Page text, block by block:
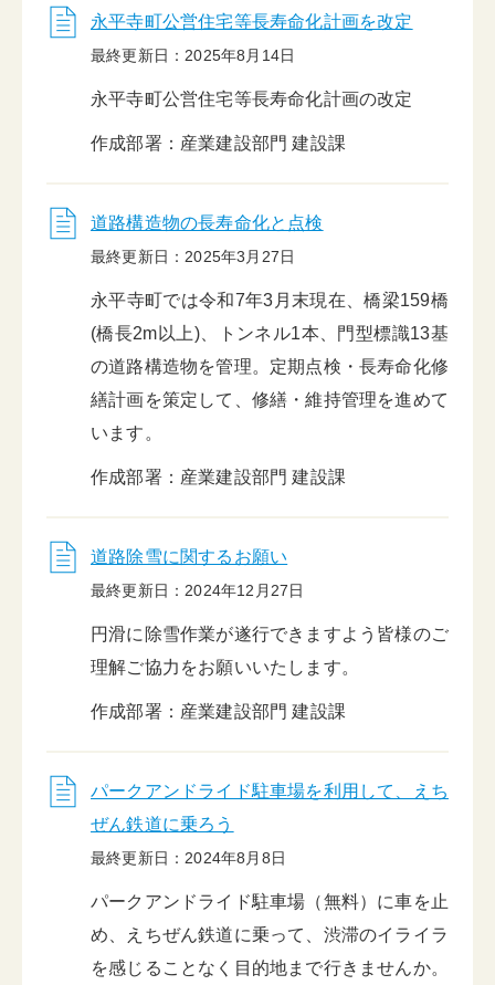
永平寺町公営住宅等長寿命化計画を改定
最終更新日：2025年8月14日
永平寺町公営住宅等長寿命化計画の改定
作成部署：産業建設部門 建設課
道路構造物の長寿命化と点検
最終更新日：2025年3月27日
永平寺町では令和7年3月末現在、橋梁159橋
(橋長2m以上)、トンネル1本、門型標識13基
の道路構造物を管理。定期点検・長寿命化修
繕計画を策定して、修繕・維持管理を進めて
います。
作成部署：産業建設部門 建設課
道路除雪に関するお願い
最終更新日：2024年12月27日
円滑に除雪作業が遂行できますよう皆様のご
理解ご協力をお願いいたします。
作成部署：産業建設部門 建設課
パークアンドライド駐車場を利用して、えち
ぜん鉄道に乗ろう
最終更新日：2024年8月8日
パークアンドライド駐車場（無料）に車を止
め、えちぜん鉄道に乗って、渋滞のイライラ
を感じることなく目的地まで行きませんか。